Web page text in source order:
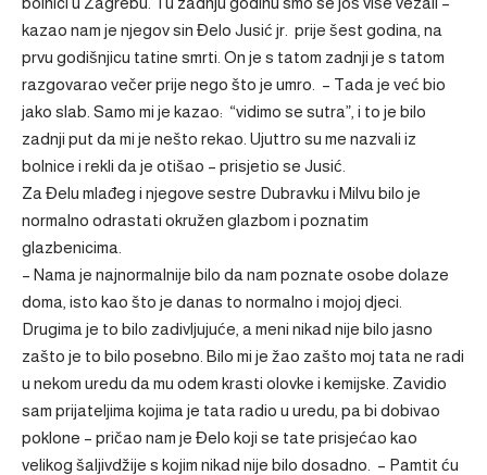
kazao nam je njegov sin Đelo Jusić jr. prije šest godina, na
prvu godišnjicu tatine smrti. On je s tatom zadnji je s tatom
razgovarao večer prije nego što je umro. – Tada je već bio
jako slab. Samo mi je kazao: “vidimo se sutra”, i to je bilo
zadnji put da mi je nešto rekao. Ujuttro su me nazvali iz
bolnice i rekli da je otišao – prisjetio se Jusić.
Za Đelu mlađeg i njegove sestre Dubravku i Milvu bilo je
normalno odrastati okružen glazbom i poznatim
glazbenicima.
– Nama je najnormalnije bilo da nam poznate osobe dolaze
doma, isto kao što je danas to normalno i mojoj djeci.
Drugima je to bilo zadivljujuće, a meni nikad nije bilo jasno
zašto je to bilo posebno. Bilo mi je žao zašto moj tata ne radi
u nekom uredu da mu odem krasti olovke i kemijske. Zavidio
sam prijateljima kojima je tata radio u uredu, pa bi dobivao
poklone – pričao nam je Đelo koji se tate prisjećao kao
velikog šaljivdžije s kojim nikad nije bilo dosadno. – Pamtit ću